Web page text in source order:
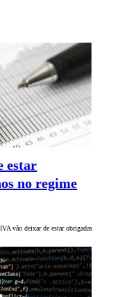
estar
no regime
vão deixar de estar obrigadas